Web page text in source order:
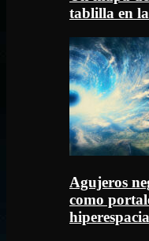
tablilla en
Agujeros
como